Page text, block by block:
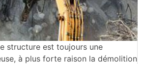
structure est toujours une
à plus forte raison la démolition